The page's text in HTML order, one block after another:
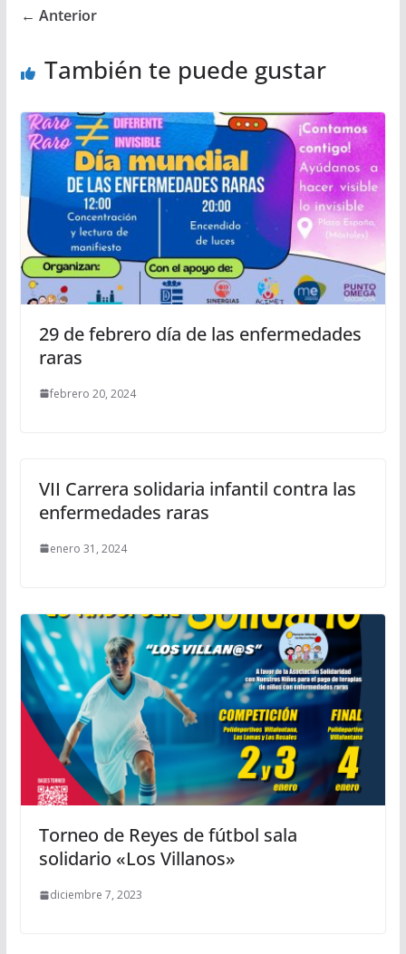
← Anterior
También te puede gustar
29 de febrero día de las enfermedades
raras
febrero 20, 2024
VII Carrera solidaria infantil contra las
enfermedades raras
enero 31, 2024
Torneo de Reyes de fútbol sala
solidario «Los Villanos»
diciembre 7, 2023